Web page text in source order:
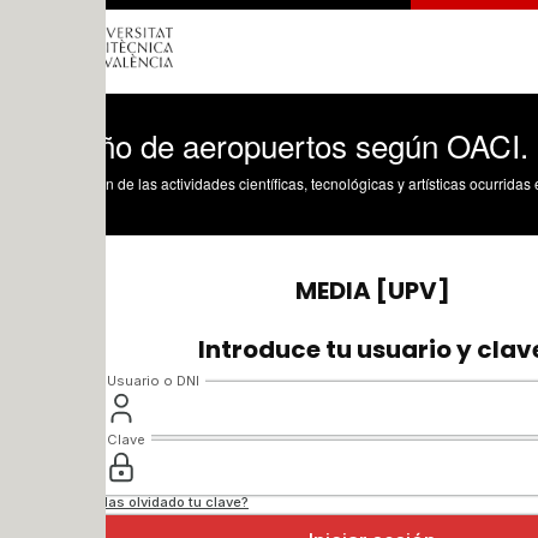
de aeropuertos según OACI. Índice
de las actividades científicas, tecnológicas y artísticas ocurridas en los tres